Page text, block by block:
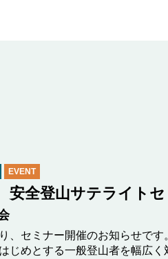
EVENT
安全登山サテライト
、セミナー開催のお知らせで
じめとする一般登山者を幅広